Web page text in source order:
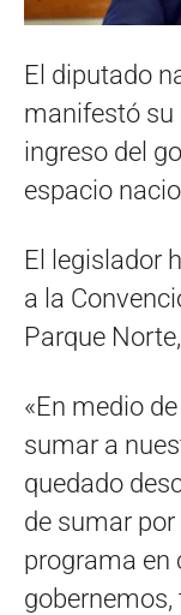
El diputado
manifestó su
ingreso del
espacio
El legislador
a la
Parque
«En medio
sumar a
quedado
de sumar por
programa en